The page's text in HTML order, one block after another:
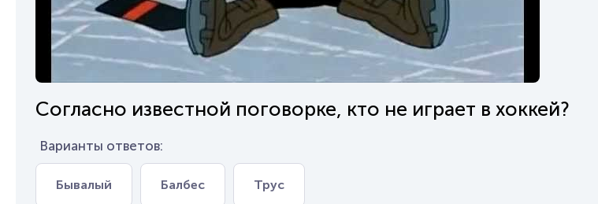
Согласно известной поговорке, кто не играет в хоккей?
Варианты ответов:
Бывалый Балбес Трус